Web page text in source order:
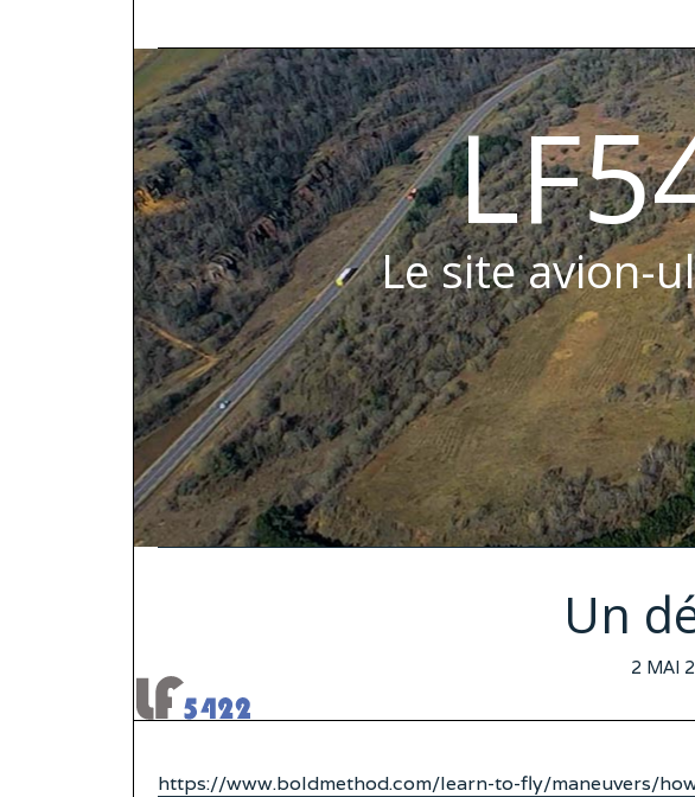
Le site avion-
Un
2 MAI
https://www.boldmethod.com/learn-to-fly/maneuvers/